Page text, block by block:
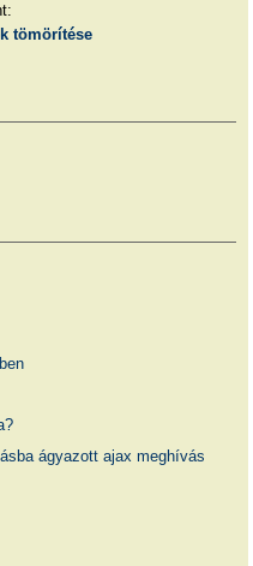
tömörítése
ágyazott ajax meghívás